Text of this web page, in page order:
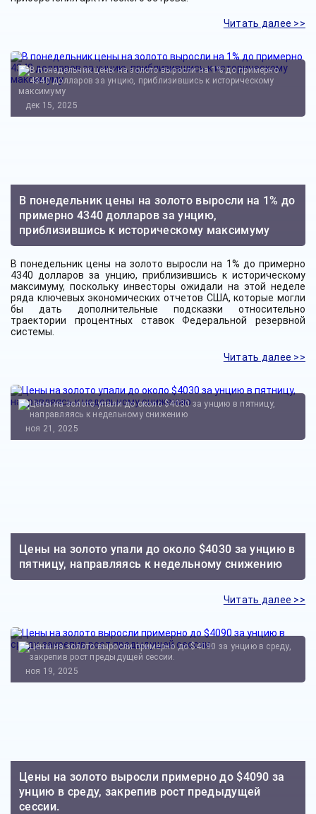
Читать далее >>
В понедельник цены на золото выросли на 1% до
примерно 4340 долларов за унцию,
приблизившись к историческому максимуму
дек 15, 2025
В понедельник цены на золото выросли на 1% до примерно
4340 долларов за унцию, приблизившись к историческому
максимуму, поскольку инвесторы ожидали на этой неделе
ряда ключевых экономических отчетов США, которые могли
бы дать дополнительные подсказки относительно
траектории процентных ставок Федеральной резервной
системы.
Читать далее >>
Цены на золото упали до около $4030 за унцию в
пятницу, направляясь к недельному снижению
ноя 21, 2025
Читать далее >>
Цены на золото выросли примерно до $4090 за
унцию в среду, закрепив рост предыдущей
сессии.
ноя 19, 2025